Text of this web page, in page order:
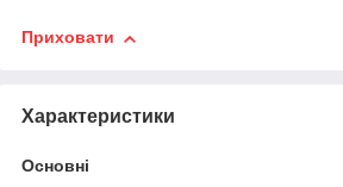
Приховати
Характеристики
Основні